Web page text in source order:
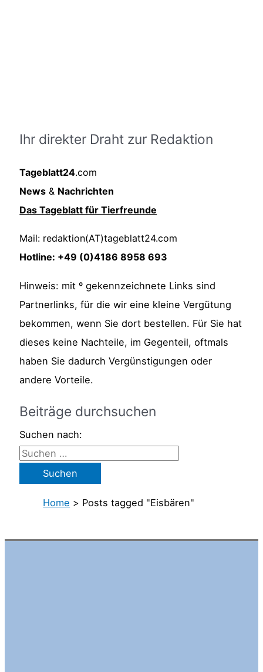
Ihr direkter Draht zur Redaktion
Tageblatt24.com
News & Nachrichten
Das Tageblatt für Tierfreunde
Mail: redaktion(AT)tageblatt24.com
Hotline: +49 (0)4186 8958 693
Hinweis: mit º gekennzeichnete Links sind
Partnerlinks, für die wir eine kleine Vergütung
bekommen, wenn Sie dort bestellen. Für Sie hat
dieses keine Nachteile, im Gegenteil, oftmals
haben Sie dadurch Vergünstigungen oder
andere Vorteile.
Beiträge durchsuchen
Suchen nach:
Home > Posts tagged "Eisbären"